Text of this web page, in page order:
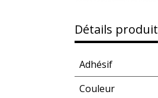
Détails produit
Adhésif
Couleur